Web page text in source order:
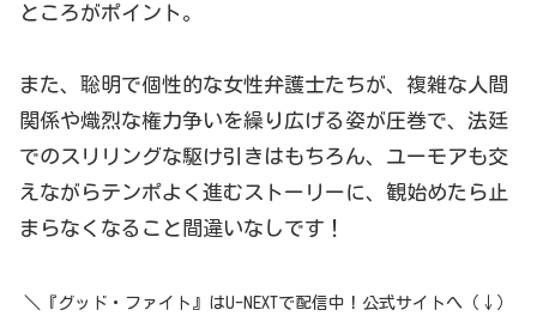
ところがポイント。
また、聡明で個性的な女性弁護士たちが、複雑な人間
関係や熾烈な権力争いを繰り広げる姿が圧巻で、法廷
でのスリリングな駆け引きはもちろん、ユーモアも交
えながらテンポよく進むストーリーに、観始めたら止
まらなくなること間違いなしです！
＼『グッド・ファイト』はU-NEXTで配信中！公式サイトへ（↓）